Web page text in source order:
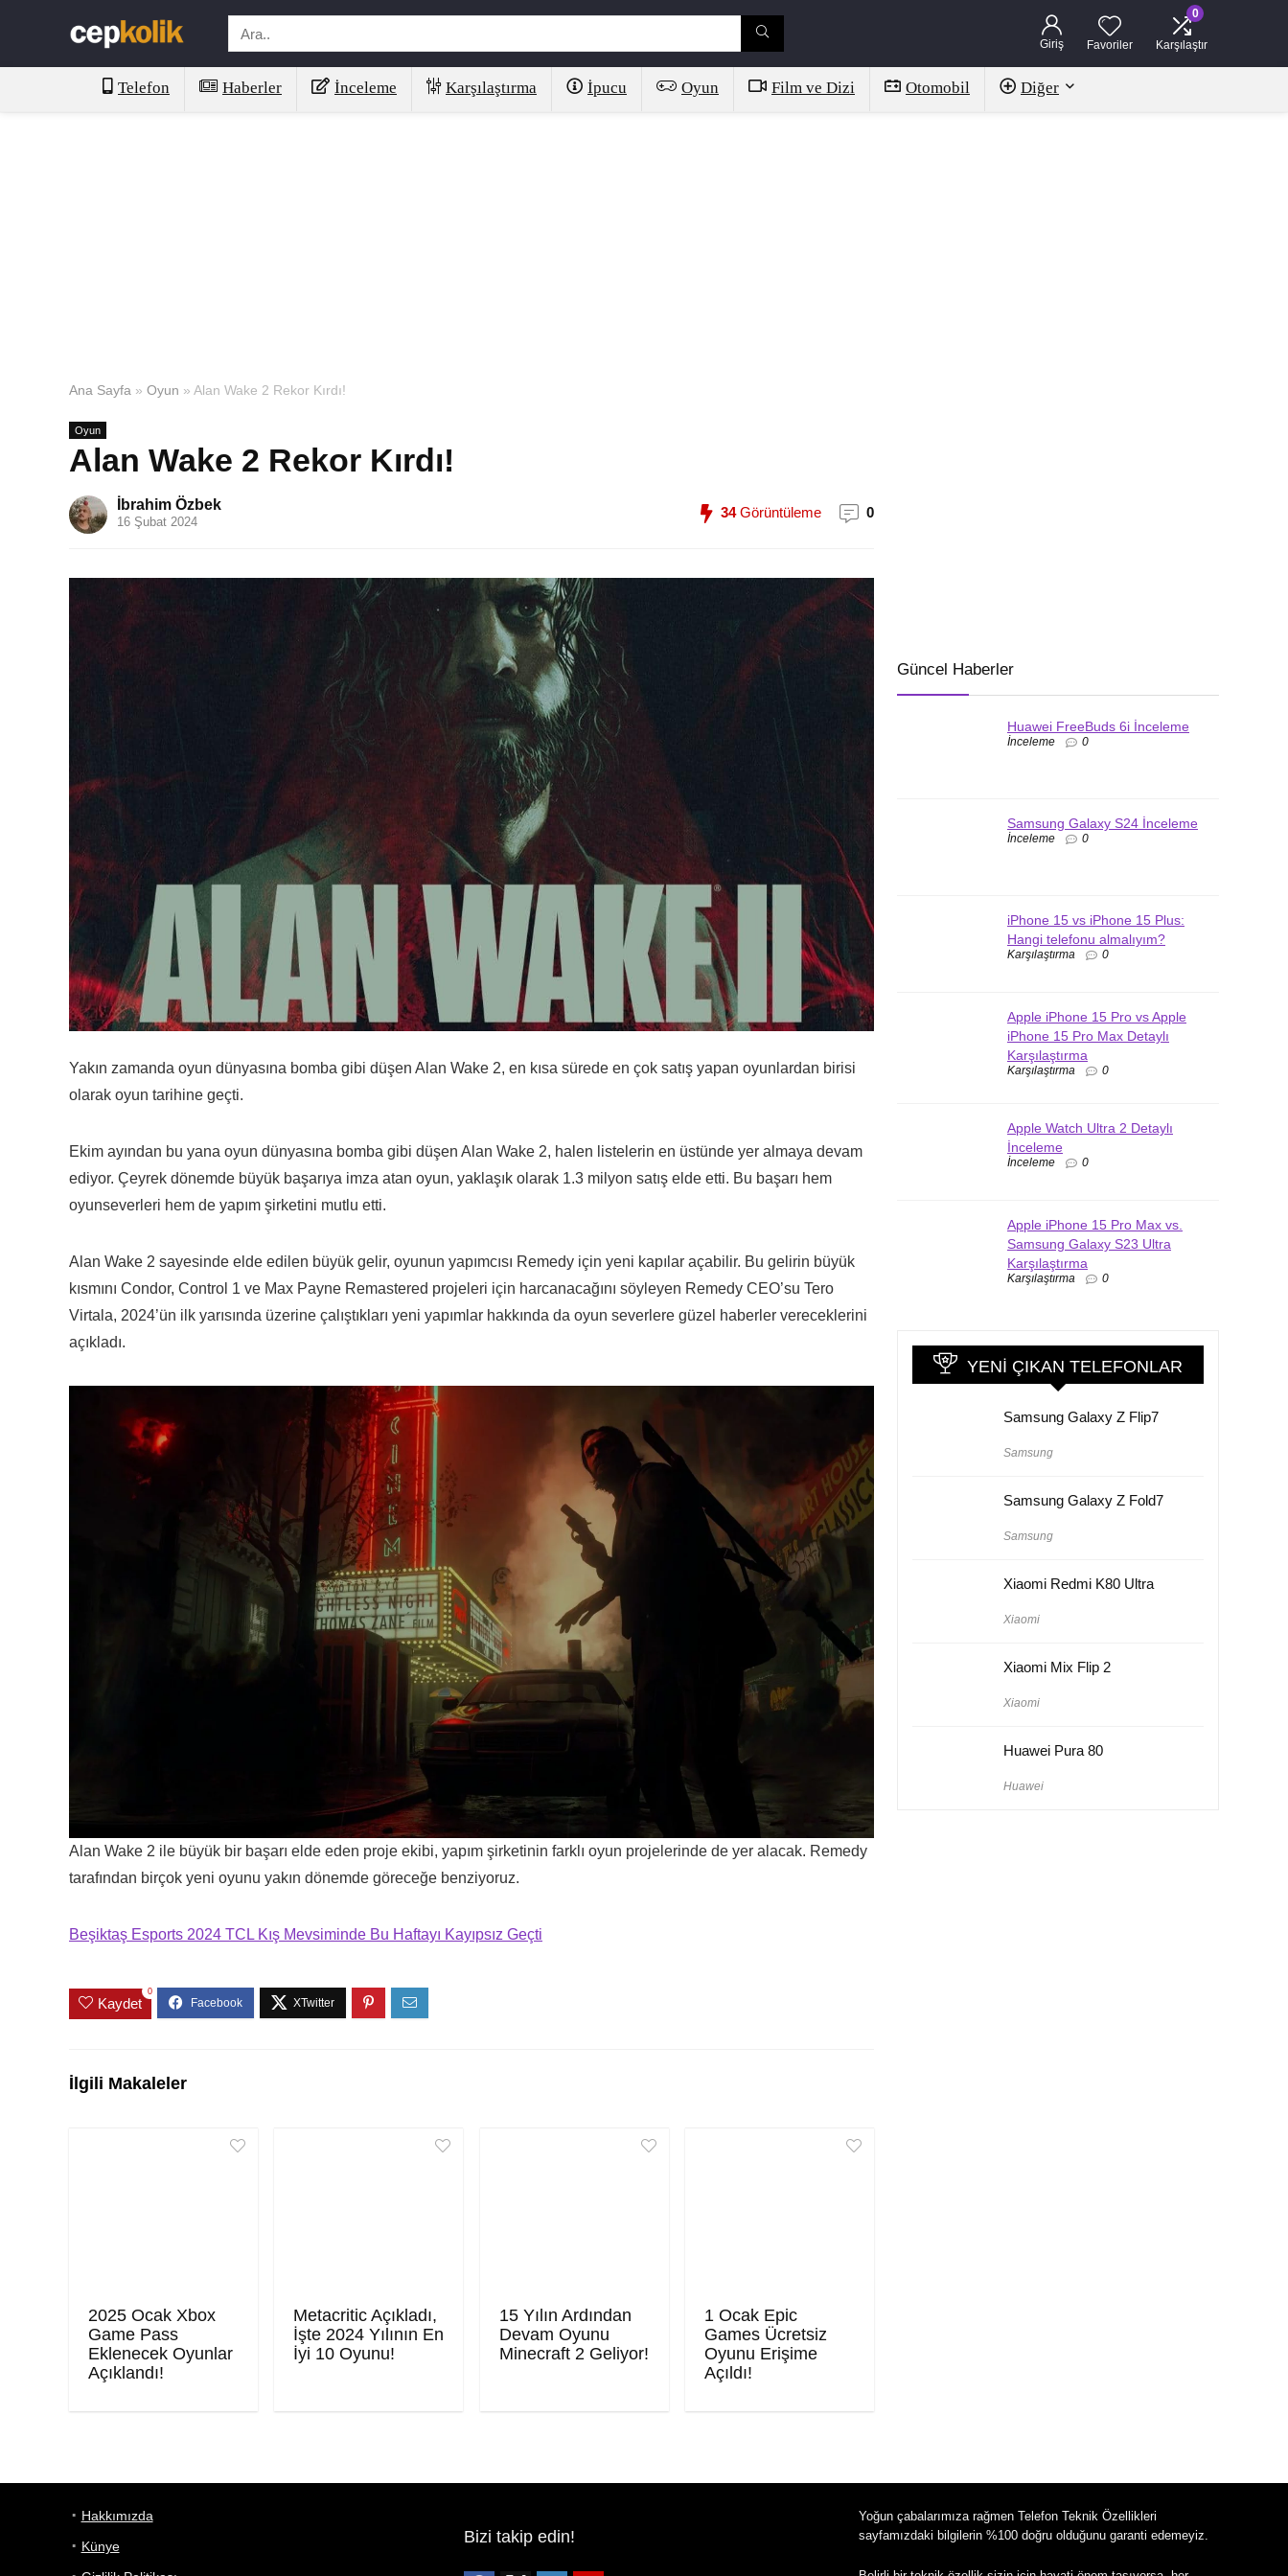
Giriş Favoriler
0
Karşılaştır
Telefon Haberler İnceleme Karşılaştırma İpucu Oyun Film ve Dizi Otomobil Diğer
Ana Sayfa » Oyun » Alan Wake 2 Rekor Kırdı!
Oyun
Alan Wake 2 Rekor Kırdı!
İbrahim Özbek
16 Şubat 2024
34Görüntüleme 0
Yakın zamanda oyun dünyasına bomba gibi düşen Alan Wake 2, en kısa sürede en çok satış yapan oyunlardan birisi
olarak oyun tarihine geçti.
Ekim ayından bu yana oyun dünyasına bomba gibi düşen Alan Wake 2, halen listelerin en üstünde yer almaya devam
ediyor. Çeyrek dönemde büyük başarıya imza atan oyun, yaklaşık olarak 1.3 milyon satış elde etti. Bu başarı hem
oyunseverleri hem de yapım şirketini mutlu etti.
Alan Wake 2 sayesinde elde edilen büyük gelir, oyunun yapımcısı Remedy için yeni kapılar açabilir. Bu gelirin büyük
kısmını Condor, Control 1 ve Max Payne Remastered projeleri için harcanacağını söyleyen Remedy CEO’su Tero
Virtala, 2024’ün ilk yarısında üzerine çalıştıkları yeni yapımlar hakkında da oyun severlere güzel haberler vereceklerini
açıkladı.
Alan Wake 2 ile büyük bir başarı elde eden proje ekibi, yapım şirketinin farklı oyun projelerinde de yer alacak. Remedy
tarafından birçok yeni oyunu yakın dönemde göreceğe benziyoruz.
Beşiktaş Esports 2024 TCL Kış Mevsiminde Bu Haftayı Kayıpsız Geçti
Kaydet
0
İlgili Makaleler
2025 Ocak Xbox
Game Pass
Eklenecek Oyunlar
Açıklandı!
Metacritic Açıkladı,
İşte 2024 Yılının En
İyi 10 Oyunu!
15 Yılın Ardından
Devam Oyunu
Minecraft 2 Geliyor!
1 Ocak Epic
Games Ücretsiz
Oyunu Erişime
Açıldı!
Güncel Haberler
Huawei FreeBuds 6i İnceleme
İnceleme 0
Samsung Galaxy S24 İnceleme
İnceleme 0
iPhone 15 vs iPhone 15 Plus:
Hangi telefonu almalıyım?
Karşılaştırma 0
Apple iPhone 15 Pro vs Apple
iPhone 15 Pro Max Detaylı
Karşılaştırma
Karşılaştırma 0
Apple Watch Ultra 2 Detaylı
İnceleme
İnceleme 0
Apple iPhone 15 Pro Max vs.
Samsung Galaxy S23 Ultra
Karşılaştırma
Karşılaştırma 0
YENI ÇIKAN TELEFONLAR
Samsung Galaxy Z Flip7
Samsung
Samsung Galaxy Z Fold7
Samsung
Xiaomi Redmi K80 Ultra
Xiaomi
Xiaomi Mix Flip 2
Xiaomi
Huawei Pura 80
Huawei
Hakkımızda
Künye
Bizi takip edin!
Yoğun çabalarımıza rağmen Telefon Teknik Özellikleri
sayfamızdaki bilgilerin %100 doğru olduğunu garanti edemeyiz.